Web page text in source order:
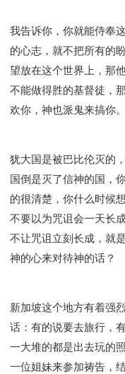
我告诉你，你就能侍奉
的心志，就不把所有的
望放在这个世界上，那
不能做得胜的基督徒，
欢你，神也派鬼来搞你。
犹大国是被巴比伦灭的
国倒是灭了信神的国，
的很清楚，你什么时候
不要以为咒诅会一天长
不让咒诅立刻长成，就
神的心来对待神的话？
新加坡这个地方有着强
话：有的说要去旅行，
一大堆的都是出去玩的
一位姐妹来参加祷告，